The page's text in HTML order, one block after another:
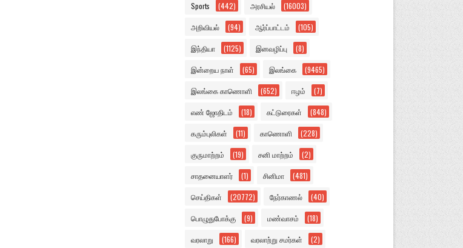
Sports (442) அரசியல் (16003)
அறிவியல் (94) ஆர்ப்பாட்டம் (105)
இந்தியா (1125) இனவழிப்பு (8)
இன்றைய நாள் (65) இலங்கை (9465)
இலங்கை காணொளி (652) ஈழம் (7)
எண் ஜோதிடம் (18) கட்டுரைகள் (848)
கரும்புலிகள் (11) காணொளி (228)
குருமாற்றம் (19) சனி மாற்றம் (2)
சாதனையாளர் (1) சினிமா (481)
செய்திகள் (20772) நேர்காணல் (40)
பொழுதுபோக்கு (9) மண்வாசம் (18)
வரலாறு (166) வரலாற்று சமர்கள் (2)